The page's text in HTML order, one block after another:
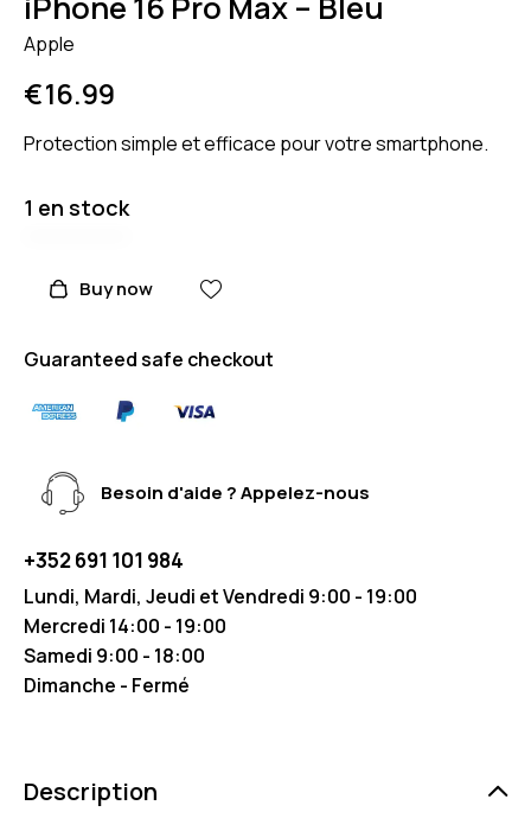
Apple
€16.99
Protection simple et efficace pour votre smartphone.
1 en stock
Buy now
Guaranteed safe checkout
Besoin d'aide ? Appelez-nous
+352 691 101 984
Lundi, Mardi, Jeudi et Vendredi 9:00 - 19:00
Mercredi 14:00 - 19:00
Samedi 9:00 - 18:00
Dimanche - Fermé
Description